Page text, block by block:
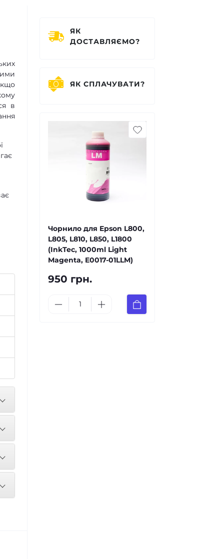
в
ЯК
ДОСТАВЛЯЄМО?
ЯК СПЛАЧУВАТИ?
Чорнило для Epson L800,
L805, L810, L850, L1800
(InkTec, 1000ml Light
Magenta, E0017-01LLM)
950 грн.